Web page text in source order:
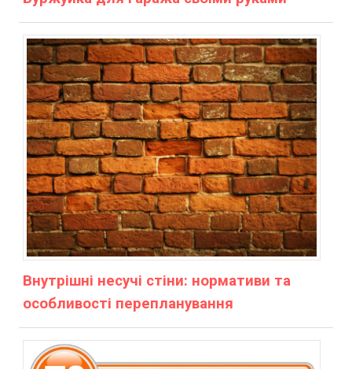
Внутрішні несучі стіни: нормативи та
особливості перепланування